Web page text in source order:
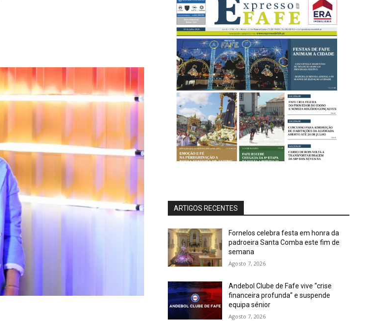
ARTIGOS RECENTES
Fornelos celebra festa em honra da
padroeira Santa Comba este fim de
semana
Agosto 7, 2026
Andebol Clube de Fafe vive “crise
financeira profunda” e suspende
equipa sénior
Agosto 7, 2026